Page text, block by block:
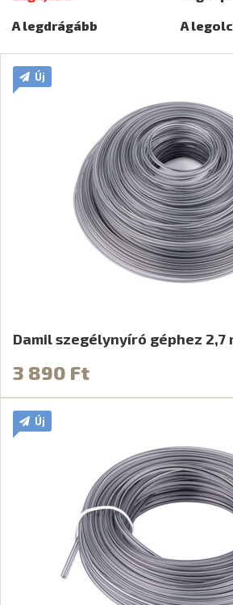
A legdrágább
A
Új
Damil szegélynyíró géphez 2,7
3 890 Ft
Új